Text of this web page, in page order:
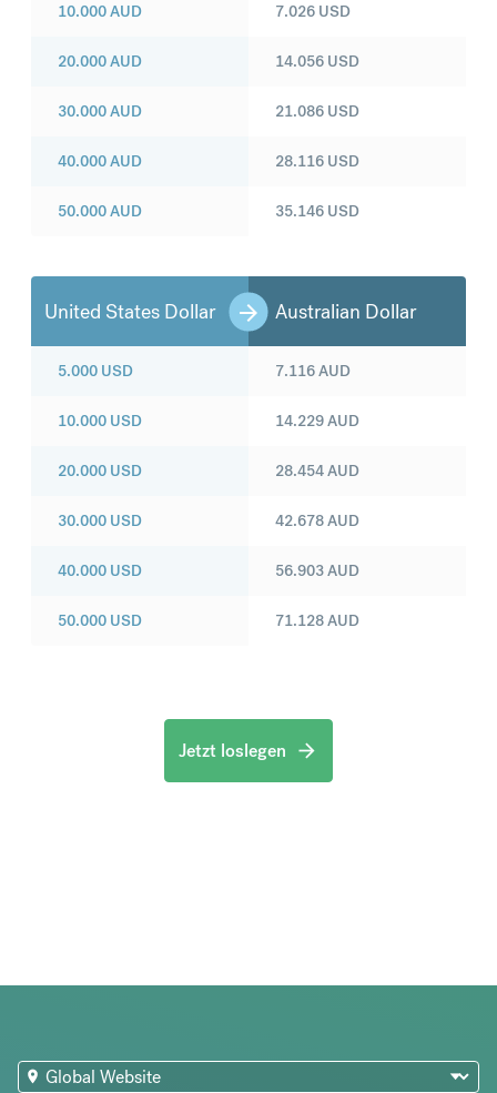
10.000AUD
20.000AUD
30.000AUD
40.000AUD
50.000AUD
7.026 USD
14.056 USD
21.086 USD
28.116 USD
35.146 USD
United States Dollar Australian Dollar
5.000 USD
10.000 USD
20.000 USD
30.000 USD
40.000 USD
50.000 USD
7.116AUD
14.229AUD
28.454AUD
42.678AUD
56.903AUD
71.128AUD
Jetzt loslegen